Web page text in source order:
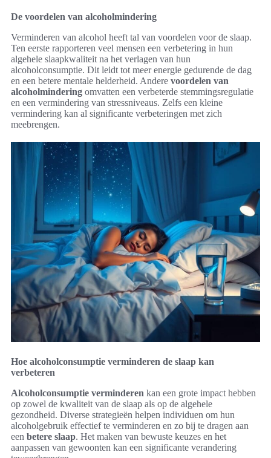
De voordelen van alcoholmindering
Verminderen van alcohol heeft tal van voordelen voor de slaap.
Ten eerste rapporteren veel mensen een verbetering in hun
algehele slaapkwaliteit na het verlagen van hun
alcoholconsumptie. Dit leidt tot meer energie gedurende de dag
en een betere mentale helderheid. Andere voordelen van
alcoholmindering omvatten een verbeterde stemmingsregulatie
en een vermindering van stressniveaus. Zelfs een kleine
vermindering kan al significante verbeteringen met zich
meebrengen.
Hoe alcoholconsumptie verminderen de slaap kan
verbeteren
Alcoholconsumptie verminderen kan een grote impact hebben
op zowel de kwaliteit van de slaap als op de algehele
gezondheid. Diverse strategieën helpen individuen om hun
alcoholgebruik effectief te verminderen en zo bij te dragen aan
een betere slaap. Het maken van bewuste keuzes en het
aanpassen van gewoonten kan een significante verandering